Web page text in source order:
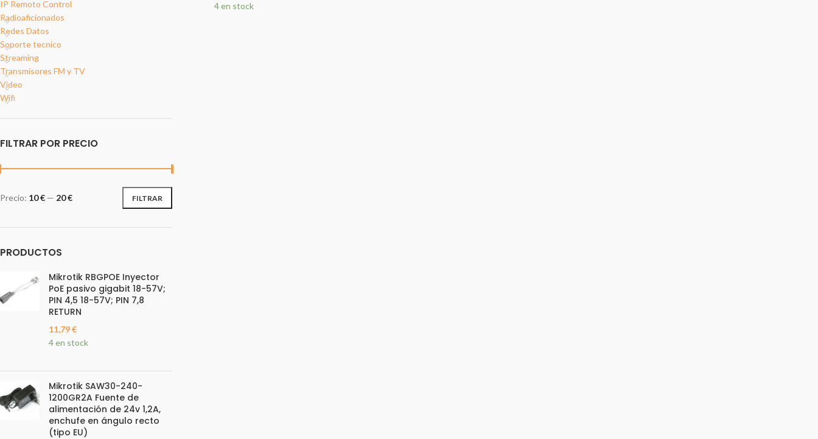
IP Remoto Control
Radioaficionados
Redes Datos
Soporte tecnico
Streaming
Transmisores FM y TV
Video
Wifi
FILTRAR POR PRECIO
FILTRAR
Precio: 10 € — 20 €
PRODUCTOS
Mikrotik RBGPOE Inyector
PoE pasivo gigabit 18-57V;
PIN 4,5 18-57V; PIN 7,8
RETURN
11,79€
4 en stock
Mikrotik SAW30-240-
1200GR2A Fuente de
alimentación de 24v 1,2A,
enchufe en ángulo recto
(tipo EU)
4 en stock